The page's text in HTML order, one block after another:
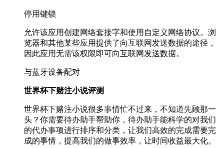
停用键锁
允许该应用创建网络套接字和使用自定义网络协议。浏
览器和其他某些应用提供了向互联网发送数据的途径，
因此应用无需该权限即可向互联网发送数据。
与蓝牙设备配对
世界杯下赌注小说评测
世界杯下赌注小说很多事情忙不过来，不知道先顾那一
头？你需要待办助手帮助你，待办助手能科学的对我们
的代办事项进行排序和分类，让我们高效的完成需要完
成的事情，提高我们的做事效率，让时间收益最大化。